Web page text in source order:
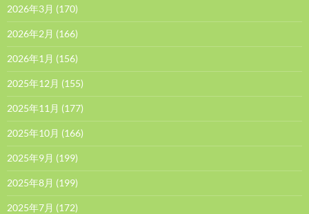
2026年3月 (170)
2026年2月 (166)
2026年1月 (156)
2025年12月 (155)
2025年11月 (177)
2025年10月 (166)
2025年9月 (199)
2025年8月 (199)
2025年7月 (172)